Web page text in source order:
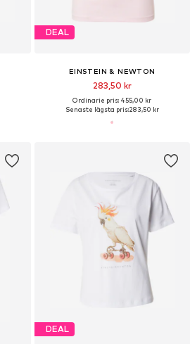
DEAL
EINSTEIN & NEWTON
283,50 kr
Ordinarie pris: 455,00 kr
Senaste lägsta pris:283,50 kr
DEAL